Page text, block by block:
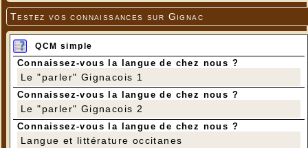
Testez vos connaissances sur Gignac
QCM simple
Connaissez-vous la langue de chez nous ?
Le "parler" Gignacois 1
Connaissez-vous la langue de chez nous ?
Le "parler" Gignacois 2
Connaissez-vous la langue de chez nous ?
Langue et littérature occitanes